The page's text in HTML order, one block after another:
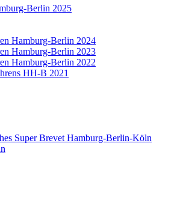
Berlin 2025
Hamburg-Berlin 2024
Hamburg-Berlin 2023
Hamburg-Berlin 2022
HH-B 2021
Super Brevet Hamburg-Berlin-Köln